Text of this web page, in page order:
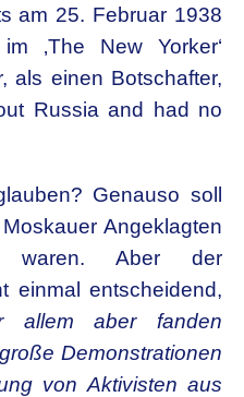
am 25. Februar 1938
‚The New Yorker‘
als einen Botschafter,
Russia and had no
Genauso soll
Angeklagten
waren. Aber der
einmal entscheidend,
allem aber fanden
Demonstrationen
von Aktivisten aus